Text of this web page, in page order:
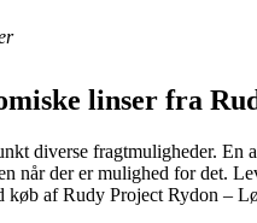
linser fra
diverse fragtmuligheder. En
når der er mulighed for det.
køb af Rudy Project Rydon –